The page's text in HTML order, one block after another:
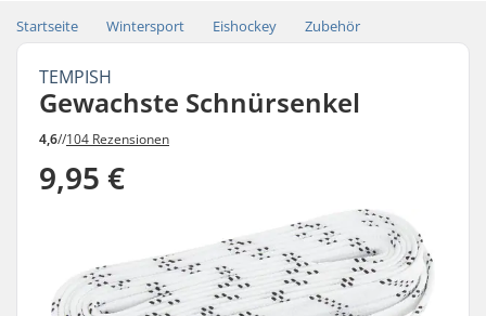
Startseite Wintersport Eishockey Zubehör
TEMPISH
Gewachste Schnürsenkel
4,6//104 Rezensionen
9,95 €